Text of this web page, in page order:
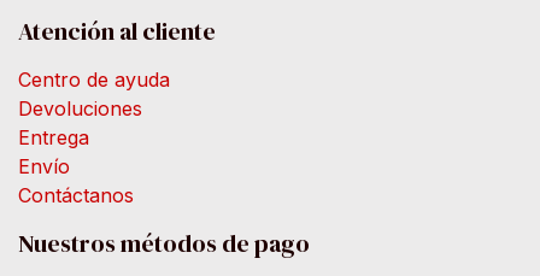
Atención al cliente
Centro de ayuda
Devoluciones
Entrega
Envío
Contáctanos
Nuestros métodos de pago